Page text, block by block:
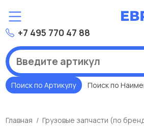
+7 495 770 47 88
Поиск по Артикулу Поиск по
Главная Грузовые запчасти (по